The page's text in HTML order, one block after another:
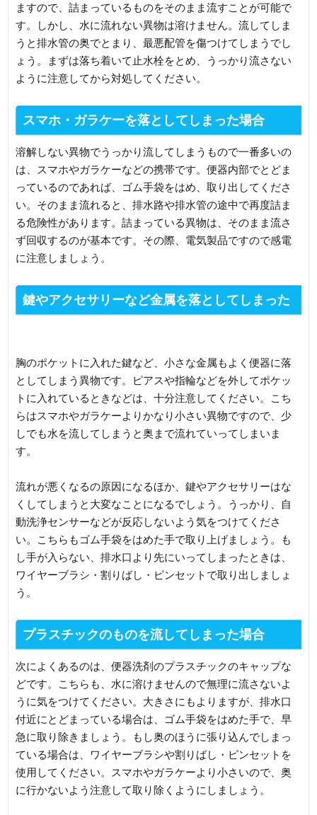
ますので、詰まっているものをそのまま流すことが可能で
す。しかし、水に流れない異物は溶けません。流してしま
うと排水管の奥でとまり、最悪配管を傷つけてしまうでし
ょう。まずは落ち着いて止水栓をとめ、うっかり流さない
ように注意してから対処してください。
スマホ・ガラケーを落としてしまった場合
溶解しない異物でうっかり流してしまうもので一番多いの
は、スマホやガラケーなどの携帯です。便器内部でとどま
っているのであれば、ゴム手袋をはめ、取り出してくださ
い。そのまま流れると、排水路や排水管の途中で再度詰ま
る危険性があります。詰まっている異物は、そのまま流さ
ず回収するのが基本です。その際、電気製品ですので感電
に注意しましょう。
鍵やアクセサリーなど金属を落としてしまった
胸のポケットに入れた鍵など、小さな金属もよく便器に落
としてしまう異物です。ピアスや指輪などを外してポケッ
トに入れているときなどは、十分注意してください。こち
らはスマホやガラケーよりかなり小さい異物ですので、少
しでも水を流してしまうと奥まで流れていってしまいま
す。
流れが悪くなるの原因になるほか、鍵やアクセサリーはな
くしてしまうと大変なことになるでしょう。うっかり、自
動洗浄センサーなどが反応しないよう気をつけてくださ
い。こちらもゴム手袋をはめた手で取り上げましょう。も
し手が入らない、排水口より先にいってしまったときは、
ワイヤーブラシ・割りばし・ピンセットで取り出しましょ
う。
プラスチックのものを流してしまった場合
次によくあるのは、便器洗剤のプラスチックのキャップな
どです。こちらも、水に溶けませんので無理に流さないよ
うに気をつけてください。大きさにもよりますが、排水口
付近にとどまっている場合は、ゴム手袋をはめた手で、早
急に取り除きましょう。もし奥のほうに張り込んでしまっ
ている場合は、ワイヤーブラシや割りばし・ピンセットを
使用してください。スマホやガラケーより小さいので、奥
に行かないよう注意して取り除くようにしましょう。